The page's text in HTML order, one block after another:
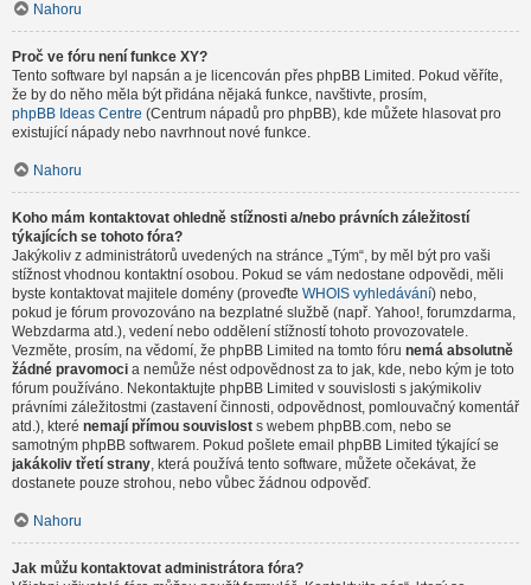
Nahoru
Proč ve fóru není funkce XY?
Tento software byl napsán a je licencován přes phpBB Limited. Pokud věříte,
že by do něho měla být přidána nějaká funkce, navštivte, prosím,
phpBB Ideas Centre (Centrum nápadů pro phpBB), kde můžete hlasovat pro
existující nápady nebo navrhnout nové funkce.
Nahoru
Koho mám kontaktovat ohledně stížnosti a/nebo právních záležitostí
týkajících se tohoto fóra?
Jakýkoliv z administrátorů uvedených na stránce „Tým“, by měl být pro vaši
stížnost vhodnou kontaktní osobou. Pokud se vám nedostane odpovědi, měli
byste kontaktovat majitele domény (proveďte WHOIS vyhledávání) nebo,
pokud je fórum provozováno na bezplatné službě (např. Yahoo!, forumzdarma,
Webzdarma atd.), vedení nebo oddělení stížností tohoto provozovatele.
Vezměte, prosím, na vědomí, že phpBB Limited na tomto fóru nemá absolutně
žádné pravomoci a nemůže nést odpovědnost za to jak, kde, nebo kým je toto
fórum používáno. Nekontaktujte phpBB Limited v souvislosti s jakýmikoliv
právními záležitostmi (zastavení činnosti, odpovědnost, pomlouvačný komentář
atd.), které nemají přímou souvislost s webem phpBB.com, nebo se
samotným phpBB softwarem. Pokud pošlete email phpBB Limited týkající se
jakákoliv třetí strany, která používá tento software, můžete očekávat, že
dostanete pouze strohou, nebo vůbec žádnou odpověď.
Nahoru
Jak můžu kontaktovat administrátora fóra?